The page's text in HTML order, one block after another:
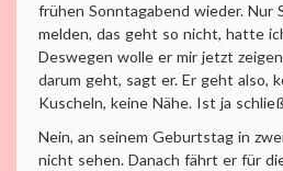
frühen Sonntagabend wieder. Nur
melden, das geht so nicht, hatte
Deswegen wolle er mir jetzt
darum geht, sagt er. Er geht also,
Kuscheln, keine Nähe. Ist ja
Nein, an seinem Geburtstag in
nicht sehen. Danach fährt er für